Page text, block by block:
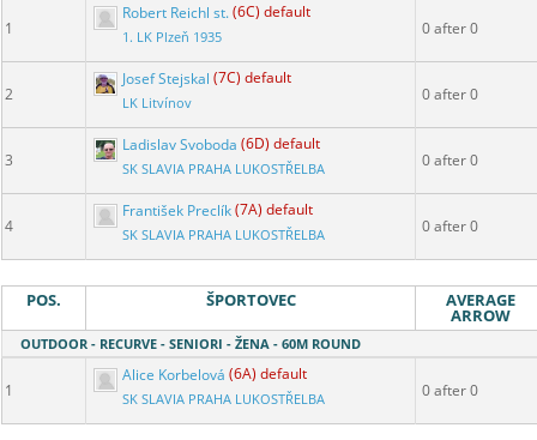
1
Robert Reichl st.(6C) default
1. LK Plzeň 1935 0 after 0
2
Josef Stejskal (7C) default
LK Litvínov 0 after 0
3
Ladislav Svoboda (6D) default
SK SLAVIA PRAHA LUKOSTŘELBA 0 after 0
4
František Preclík(7A) default
SK SLAVIA PRAHA LUKOSTŘELBA 0 after 0
POS. ŠPORTOVEC AVERAGE
ARROW
OUTDOOR - RECURVE - SENIORI - ŽENA - 60M ROUND
1
Alice Korbelová (6A) default
SK SLAVIA PRAHA LUKOSTŘELBA 0 after 0